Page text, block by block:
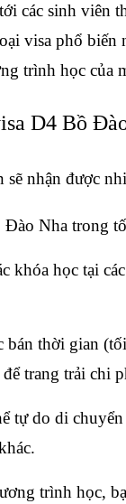
các sinh viên
visa phổ biến
trình học của
D4 Bồ
nhận được
Nha trong
khóa học tại
bán thời gian
trang trải chi
tự do di
trình học,